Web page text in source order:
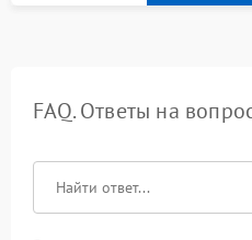
FAQ. Ответы на